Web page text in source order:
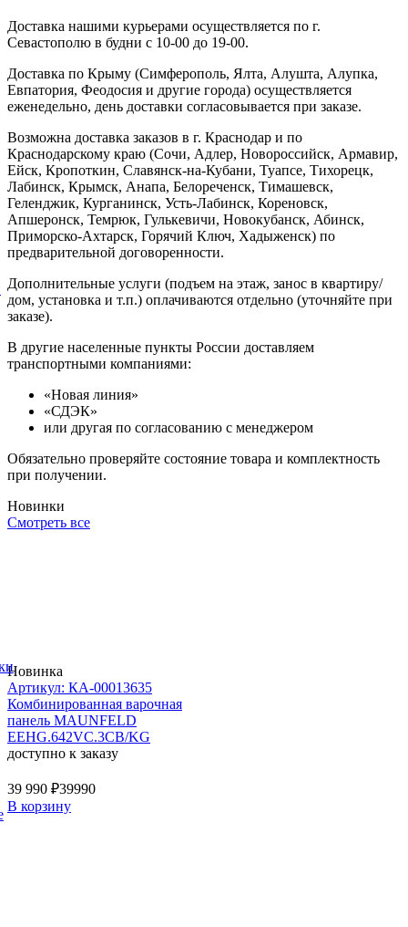
Доставка нашими курьерами осуществляется по г.
Севастополю в будни с 10-00 до 19-00.
Доставка по Крыму (Симферополь, Ялта, Алушта, Алупка,
Евпатория, Феодосия и другие города) осуществляется
еженедельно, день доставки согласовывается при заказе.
Возможна доставка заказов в г. Краснодар и по
Краснодарскому краю (Сочи, Адлер, Новороссийск, Армавир,
Ейск, Кропоткин, Славянск-на-Кубани, Туапсе, Тихорецк,
Лабинск, Крымск, Анапа, Белореченск, Тимашевск,
Геленджик, Курганинск, Усть-Лабинск, Кореновск,
Апшеронск, Темрюк, Гулькевичи, Новокубанск, Абинск,
Приморско-Ахтарск, Горячий Ключ, Хадыженск) по
предварительной договоренности.
Дополнительные услуги (подъем на этаж, занос в квартиру/
дом, установка и т.п.) оплачиваются отдельно (уточняйте при
заказе).
В другие населенные пункты России доставляем
транспортными компаниями:
«Новая линия»
«СДЭК»
или другая по согласованию с менеджером
Обязательно проверяйте состояние товара и комплектность
при получении.
Новинки
Смотреть все
Новинка
Артикул: КА-00013635
Комбинированная варочная
панель MAUNFELD
EEHG.642VC.3CB/KG
доступно к заказу
39 990 ₽39990
В корзину